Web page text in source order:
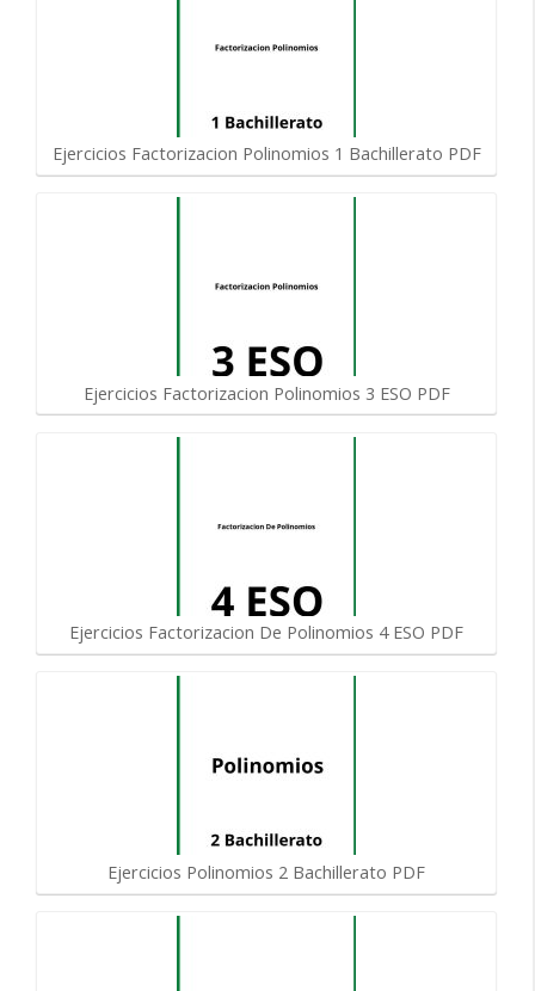
Ejercicios Factorizacion Polinomios 1 Bachillerato PDF
Ejercicios Factorizacion Polinomios 3 ESO PDF
Ejercicios Factorizacion De Polinomios 4 ESO PDF
Ejercicios Polinomios 2 Bachillerato PDF